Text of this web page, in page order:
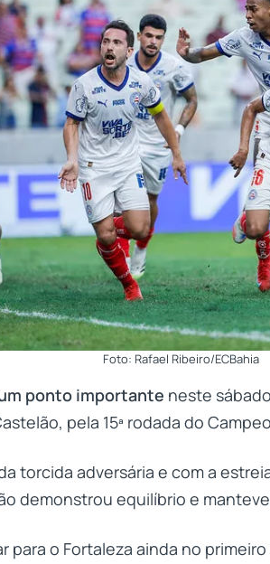
Foto: Rafael Ribeiro/ECBahia
ponto importante neste
pela 15ª rodada do
torcida adversária e com a
demonstrou equilíbrio e
para o Fortaleza ainda no